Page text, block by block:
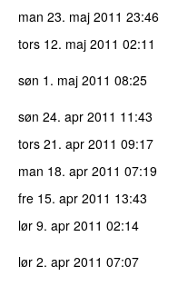
man 23. maj 2011 23:46
tors 12. maj 2011 02:11
søn 1. maj 2011 08:25
søn 24. apr 2011 11:43
tors 21. apr 2011 09:17
man 18. apr 2011 07:19
fre 15. apr 2011 13:43
lør 9. apr 2011 02:14
lør 2. apr 2011 07:07